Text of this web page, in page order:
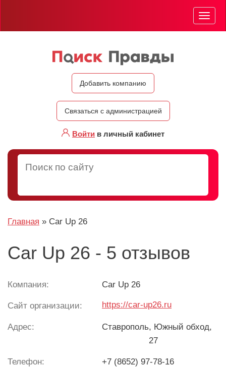
Добавить компанию
Связаться с администрацией
Войти в личный кабинет
Меню
Главная » Car Up 26
Car Up 26 - 5 отзывов
Компания: Car Up 26
Сайт организации: https://car-up26.ru
Адрес: Ставрополь, Южный обход,
27
Телефон: +7 (8652) 97-78-16